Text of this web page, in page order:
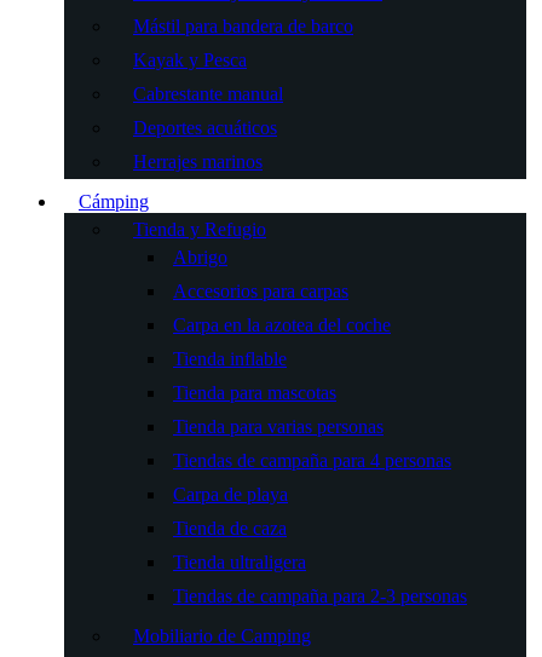
Mástil para bandera de barco
Kayak y Pesca
Cabrestante manual
Deportes acuáticos
Herrajes marinos
Cámping
Tienda y Refugio
Abrigo
Accesorios para carpas
Carpa en la azotea del coche
Tienda inflable
Tienda para mascotas
Tienda para varias personas
Tiendas de campaña para 4 personas
Carpa de playa
Tienda de caza
Tienda ultraligera
Tiendas de campaña para 2-3 personas
Mobiliario de Camping